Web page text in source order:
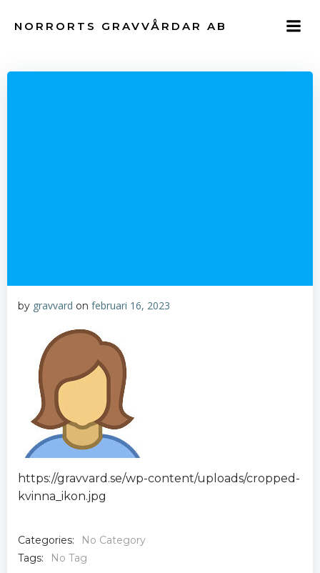
till
NORRORTS GRAVVÅRDAR AB
by gravvard on februari 16, 2023
https://gravvard.se/wp-content/uploads/cropped-
kvinna_ikon.jpg
Categories:
No Category
Tags:
No Tag